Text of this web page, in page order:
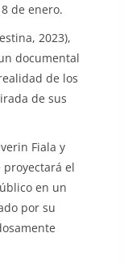
de enero.
2023),
documental
de los
de sus
Fiala y
proyectará el
en un
por su